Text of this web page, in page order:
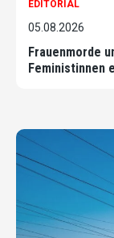
EDITORIAL
05.08.2026
Frauenmorde
Feministinnen